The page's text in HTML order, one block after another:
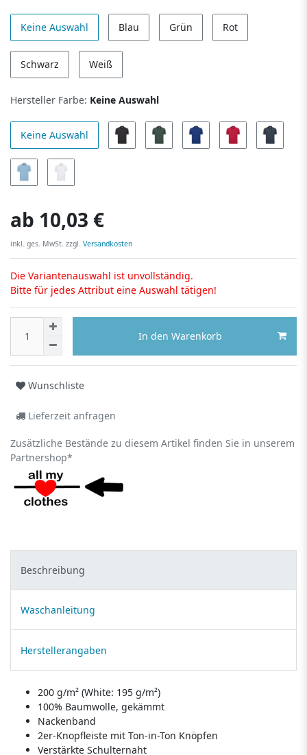
Keine Auswahl Blau Grün Rot
Schwarz Weiß
Hersteller Farbe: Keine Auswahl
Keine Auswahl
ab 10,03 €
inkl. ges. MwSt. zzgl. Versandkosten
Die Variantenauswahl ist unvollständig.
Bitte für jedes Attribut eine Auswahl tätigen!
In den Warenkorb
Wunschliste
Lieferzeit anfragen
Zusätzliche Bestände zu diesem Artikel finden Sie in unserem
Partnershop*
Beschreibung
Waschanleitung
Herstellerangaben
200 g/m² (White: 195 g/m²)
100% Baumwolle, gekämmt
Nackenband
2er-Knopfleiste mit Ton-in-Ton Knöpfen
Verstärkte Schulternaht